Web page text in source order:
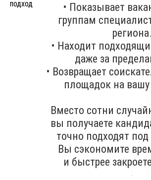
• Показывает
группам
региона.
• Находит
даже за
• Возвращает
площадок на
Вместо сотни
вы получаете
точно подходят
Вы сэкономите
и быстрее
.